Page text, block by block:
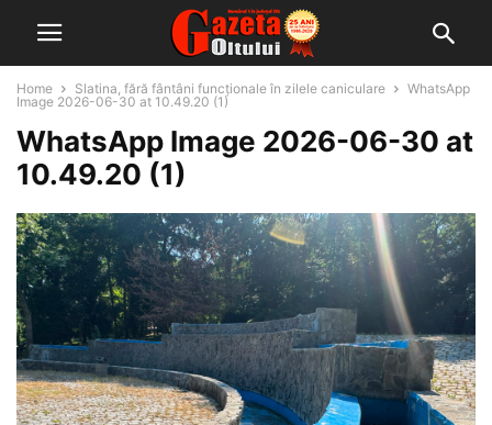
Home Slatina, fără fântâni funcționale în zilele caniculare
WhatsApp
Image 2026-06-30 at 10.49.20 (1)
WhatsApp Image 2026-06-30 at
10.49.20 (1)